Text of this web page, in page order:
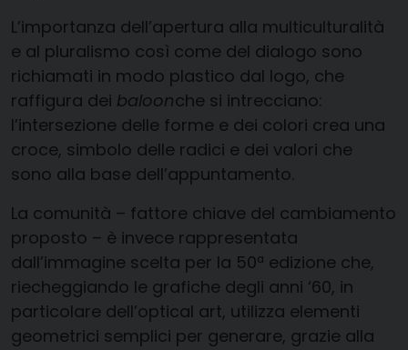
L’importanza dell’apertura alla multiculturalità
e al pluralismo così come del dialogo sono
richiamati in modo plastico dal logo, che
raffigura dei baloonche si intrecciano:
l’intersezione delle forme e dei colori crea una
croce, simbolo delle radici e dei valori che
sono alla base dell’appuntamento.
La comunità – fattore chiave del cambiamento
proposto – è invece rappresentata
dall’immagine scelta per la 50ª edizione che,
riecheggiando le grafiche degli anni ‘60, in
particolare dell’optical art, utilizza elementi
geometrici semplici per generare, grazie alla